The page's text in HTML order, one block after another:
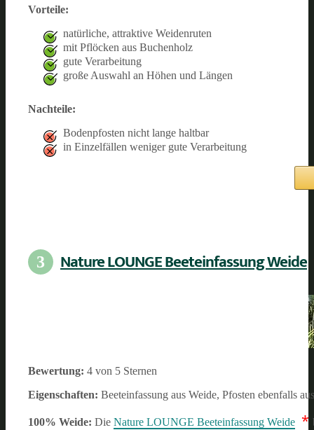
Vorteile:
natürliche, attraktive Weidenruten
mit Pflöcken aus Buchenholz
gute Verarbeitung
große Auswahl an Höhen und Längen
Nachteile:
Bodenpfosten nicht lange haltbar
in Einzelfällen weniger gute Verarbeitung
3 Nature LOUNGE Beeteinfassung Weide
Bewertung: 4 von 5 Sternen
Eigenschaften: Beeteinfassung aus Weide, Pfosten ebenfalls
100% Weide: Die Nature LOUNGE Beeteinfassung Weide *